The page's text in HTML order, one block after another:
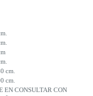
cm.
cm.
EN CONSULTAR CON